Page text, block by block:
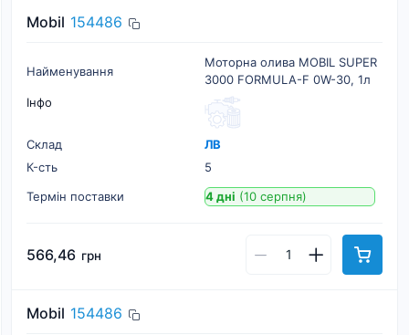
Mobil 154486
Найменування
Моторна олива MOBIL SUPER
3000 FORMULA-F 0W-30, 1л
Інфо
Склад
ЛВ
К-cть
5
Термін поставки
4 дні (10 серпня)
566,46 грн
Mobil 154486